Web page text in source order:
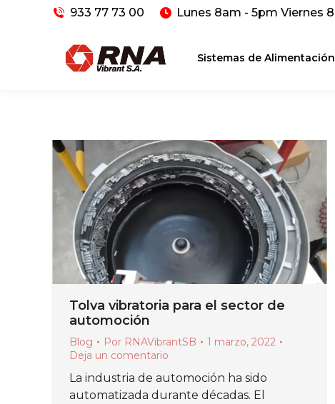
933 77 73 00 Lunes 8am - 5pm Viernes
Sistemas de Alimentación
Tolva vibratoria para el sector de
automoción
Blog Por RNAVibrantSB
1 marzo, 2022
Deja un comentario
La industria de automoción ha sido
automatizada durante décadas. El